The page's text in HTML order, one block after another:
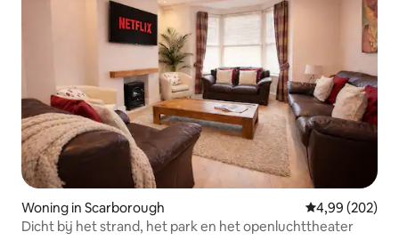
Woning in Scarborough Gemiddelde
4,99 (202)
Dicht bij het strand, het park en het openluchttheater